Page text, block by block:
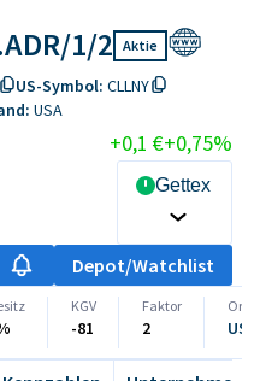
1/2 Aktie
US-Symbol: CLLNY
USA
+0,1 €+0,75%
Gettex
Depot/Watchlist
KGV
-81
Faktor
2